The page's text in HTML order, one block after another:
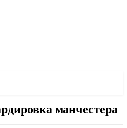
манчестера